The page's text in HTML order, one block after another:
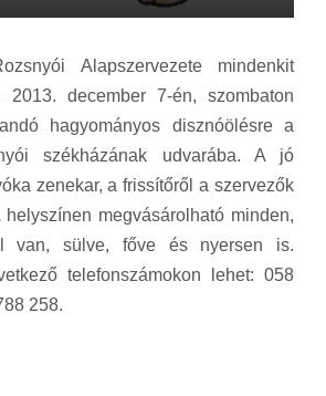
Alapszervezete mindenkit
december 7-én, szombaton
hagyományos disznóölésre a
székházának udvarába. A jó
zenekar, a frissítőről a szervezők
helyszínen megvásárolható minden,
van, sülve, főve és nyersen is.
telefonszámokon lehet: 058
258.